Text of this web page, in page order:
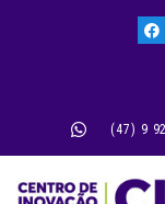
(47) 9